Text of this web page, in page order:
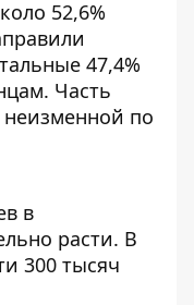
52,6%
47,4%
Часть
неизменной по
в
расти. В
300 тысяч